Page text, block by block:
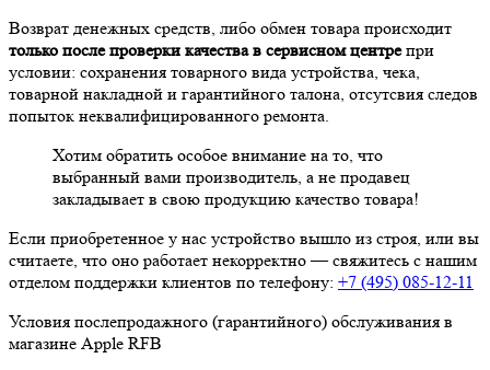
Возврат денежных средств, либо обмен товара происходит
только после проверки качества в сервисном центрепри
условии: сохранения товарного вида устройства, чека,
товарной накладной и гарантийного талона, отсутсвия следов
попыток неквалифицированного ремонта.
Хотим обратить особое внимание на то, что
выбранный вами производитель, а не продавец
закладывает в свою продукцию качество товара!
Если приобретенное у нас устройство вышло из строя, или вы
считаете, что оно работает некорректно — свяжитесь с нашим
отделом поддержки клиентов по телефону: +7 (495) 085-12-11
Условия послепродажного (гарантийного) обслуживания в
магазине Apple RFB